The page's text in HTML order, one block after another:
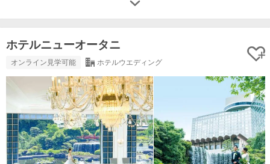
ホテルニューオータニ
オンライン見学可能 ホテルウエディング